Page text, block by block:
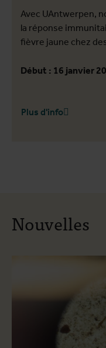
Avec UAntwerpen,
la réponse
fièvre jaune chez
Début : 16 janvier
Plus d'info
Nouvelles